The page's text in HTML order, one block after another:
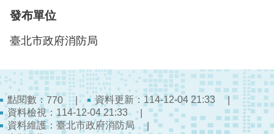
護
專
區
個
人
資
料
發布單位
臺北市政府消防局
點閱數：770
資料更新：114-12-04 21:33
資料檢視：114-12-04 21:33
資料維護：臺北市政府消防局